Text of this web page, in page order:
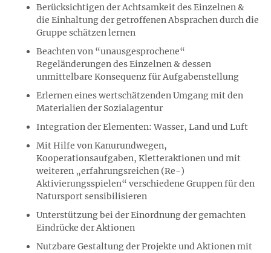
Berücksichtigen der Achtsamkeit des Einzelnen &
die Einhaltung der getroffenen Absprachen durch die
Gruppe schätzen lernen
Beachten von “unausgesprochene“
Regeländerungen des Einzelnen & dessen
unmittelbare Konsequenz für Aufgabenstellung
Erlernen eines wertschätzenden Umgang mit den
Materialien der Sozialagentur
Integration der Elementen: Wasser, Land und Luft
Mit Hilfe von Kanurundwegen,
Kooperationsaufgaben, Kletteraktionen und mit
weiteren „erfahrungsreichen (Re-)
Aktivierungsspielen“ verschiedene Gruppen für den
Natursport sensibilisieren
Unterstützung bei der Einordnung der gemachten
Eindrücke der Aktionen
Nutzbare Gestaltung der Projekte und Aktionen mit